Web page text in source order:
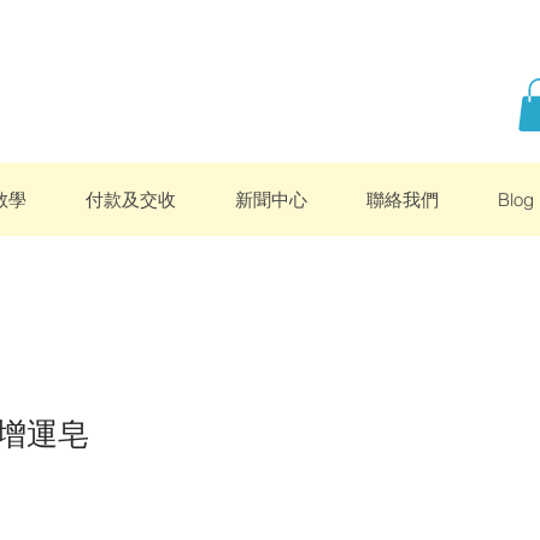
學 付款及交收 新聞中心 聯絡我們 Blog
運皂